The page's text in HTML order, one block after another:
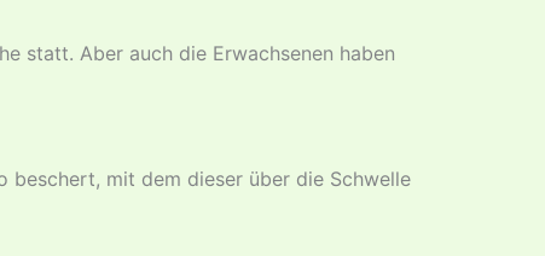
statt. Aber auch die Erwachsenen haben
beschert, mit dem dieser über die Schwelle